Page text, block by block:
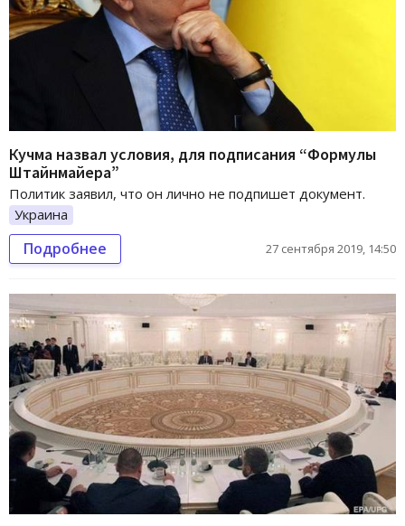
Кучма назвал условия, для подписания “Формулы
Штайнмайера”
Политик заявил, что он лично не подпишет документ.
Украина
Подробнее 27 сентября 2019, 14:50